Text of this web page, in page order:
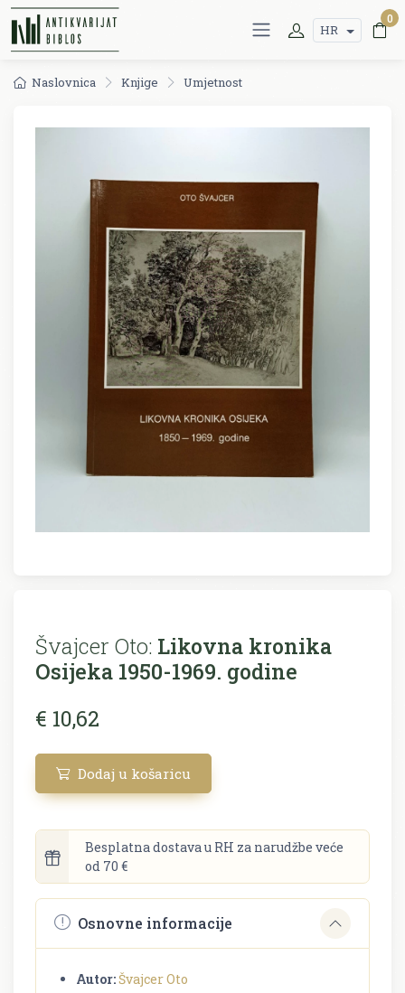
HR
0
Naslovnica Knjige Umjetnost
Švajcer Oto: Likovna kronika
Osijeka 1950-1969. godine
€ 10,62
Dodaj u košaricu
Besplatna dostava u RH za narudžbe veće
od 70 €
Osnovne informacije
Autor:Švajcer Oto